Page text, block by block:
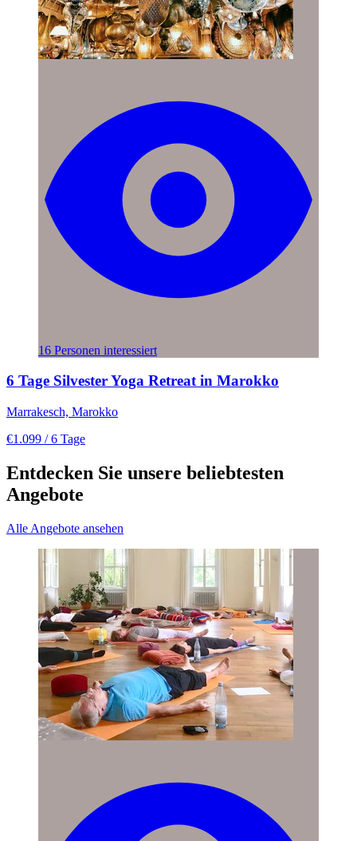
16 Personen interessiert
6 Tage Silvester Yoga Retreat in Marokko
Marrakesch, Marokko
€1.099 / 6 Tage
Entdecken Sie unsere beliebtesten
Angebote
Alle Angebote ansehen